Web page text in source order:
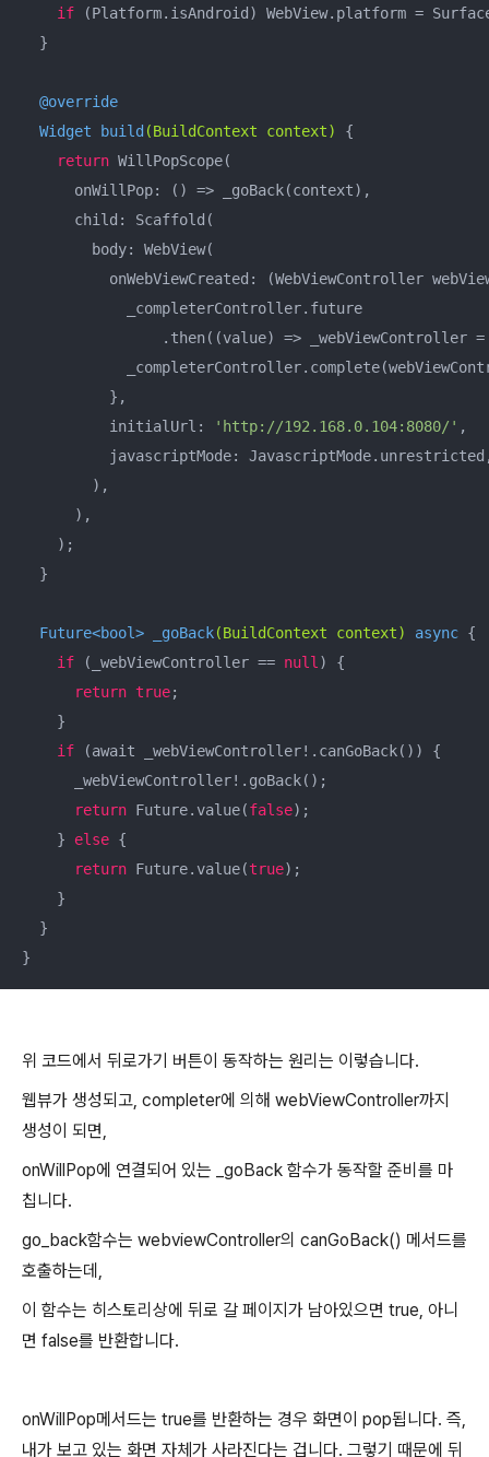
if (Platform.isAndroid) WebView.platform =
  }
@override
Widget
build (BuildContext context)
{
return WillPopScope(
      onWillPop: () => _goBack(context),
      child: Scaffold(
        body: WebView(
onWebViewCreated: (WebViewController
            _completerController.future
.then((value) => _webViewController =
          },
          initialUrl:
'http://192.168.0.104:8080/' ,
javascriptMode:
        ),
      ),
    );
  }
Future<bool> _goBack(BuildContext context) async {
if (_webViewController == null ) {
return true;
    }
if (await _webViewController!.canGoBack()) {
      _webViewController!.goBack();
return Future.value(false);
    }
else {
return Future.value(true);
    }
  }
}
위 코드에서 뒤로가기 버튼이 동작하는 원리는 이렇습니다.
웹뷰가 생성되고, completer에 의해 webViewController까지
생성이 되면,
onWillPop에 연결되어 있는 _goBack 함수가 동작할 준비를 마
칩니다.
go_back함수는 webviewController의 canGoBack() 메서드를
호출하는데,
이 함수는 히스토리상에 뒤로 갈 페이지가 남아있으면 true, 아니
면 false를 반환합니다.
onWillPop메서드는 true를 반환하는 경우 화면이 pop됩니다. 즉,
내가 보고 있는 화면 자체가 사라진다는 겁니다. 그렇기 때문에 뒤